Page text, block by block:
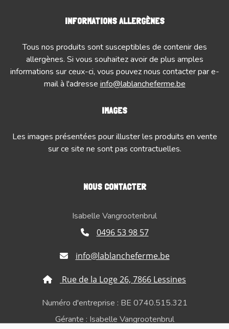
INFORMATIONS ALLERGÈNES
Tous nos produits sont susceptibles de contenir des
allergènes. Si vous souhaitez avoir de plus amples
informations sur ceux-ci, vous pouvez nous contacter par e-
mail à l'adresse info@lablancheferme.be
IMAGES
Les images présentées pour illuster les produits en vente
sur ce site ne sont pas contractuelles.
NOUS CONTACTER
Isabelle Vangrootenbrul
0496 53 98 57
info@lablancheferme.be
Rue de la Loge 26, 7866 Lessines
Numéro d'entreprise : BE 0740.515.321
Gérante : Isabelle Vangrootenbrul